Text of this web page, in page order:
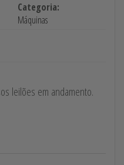
Categoria:
Máquinas
leilões em andamento.